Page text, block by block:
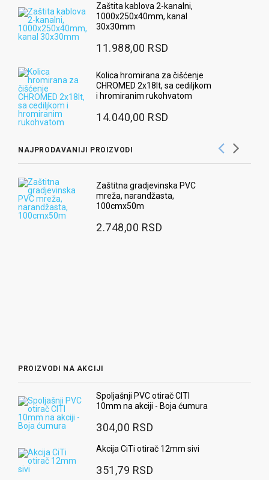
Zaštita kablova 2-kanalni,
1000x250x40mm, kanal
30x30mm
11.988,00 RSD
Kolica hromirana za čišćenje
CHROMED 2x18lt, sa cediljkom
i hromiranim rukohvatom
14.040,00 RSD
NAJPRODAVANIJI PROIZVODI
Zaštitna gradjevinska PVC
mreža, narandžasta,
100cmx50m
2.748,00 RSD
PROIZVODI NA AKCIJI
Spoljašnji PVC otirač CITI
10mm na akciji - Boja ćumura
304,00 RSD
Akcija CiTi otirač 12mm sivi
351,79 RSD